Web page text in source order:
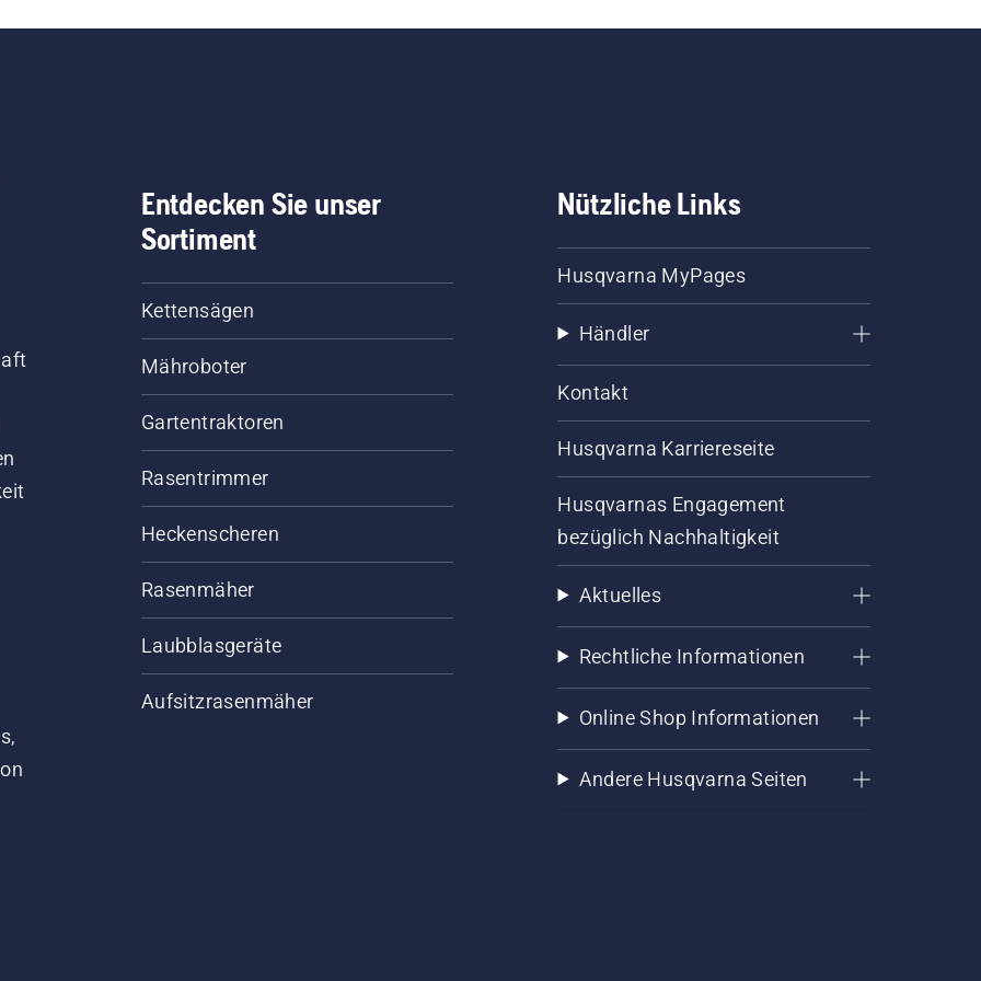
ist. Erhöhen
ein paar
Baumes entfernt. Öl
Stamm zeigt an, dass
Entdecken Sie unser
Sortiment
Kettensägen
Mähroboter
Gartentraktoren
Rasentrimmer
Heckenscheren
Rasenmäher
Laubblasgeräte
Aufsitzrasenmäher
Nützliche Links
Husqvarna MyPages
Händler
Kontakt
Husqvarna Karriereseite
Husqvarnas Engagement
bezüglich Nachhaltigkeit
Aktuelles
Rechtliche Informationen
Online Shop Informationen
Andere Husqvarna Seiten